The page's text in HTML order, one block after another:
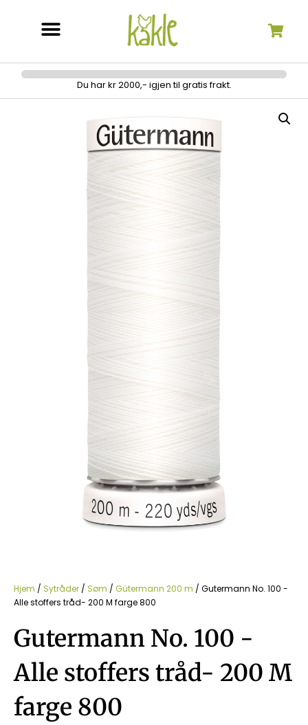
Du har kr 2000,- igjen til gratis frakt.
Hjem / Sytråder / Søm / Gütermann 200 m / Gutermann No. 100 -
Alle stoffers tråd- 200 M farge 800
Gutermann No. 100 -
Alle stoffers tråd- 200 M
farge 800